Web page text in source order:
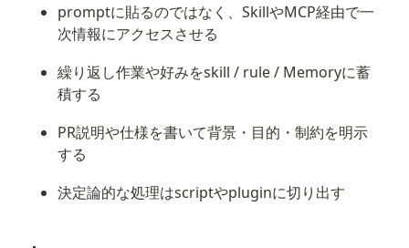
promptに貼るのではなく、SkillやMCP経由で一
次情報にアクセスさせる
繰り返し作業や好みをskill / rule / Memoryに蓄
積する
PR説明や仕様を書いて背景・目的・制約を明示
する
決定論的な処理はscriptやpluginに切り出す